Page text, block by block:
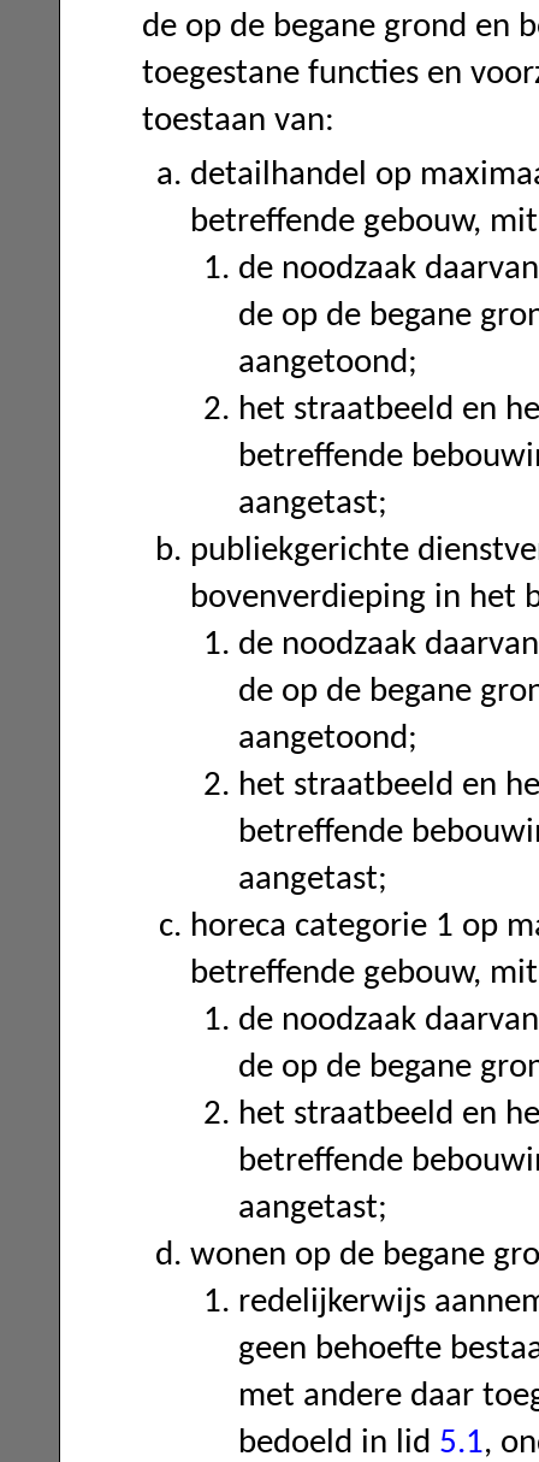
de op de begane grond en
toegestane functies en
toestaan van:
detailhandel op
betreffende gebouw,
de noodzaak
de op de begane
aangetoond;
het straatbeeld en
betreffende
aangetast;
publiekgerichte
bovenverdieping in het
de noodzaak
de op de begane
aangetoond;
het straatbeeld en
betreffende
aangetast;
horeca categorie 1 op
betreffende gebouw,
de noodzaak
de op de begane
het straatbeeld en
betreffende
aangetast;
wonen op de begane
redelijkerwijs
geen behoefte
met andere daar
bedoeld in lid 5.1,